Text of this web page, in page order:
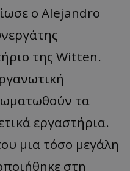
ο Alejandro
της Witten.
τα
εργαστήρια.
μια τόσο μεγάλη
στη